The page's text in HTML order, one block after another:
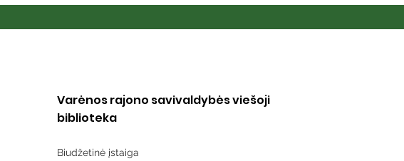
Varėnos rajono savivaldybės viešoji
biblioteka
Biudžetinė įstaiga